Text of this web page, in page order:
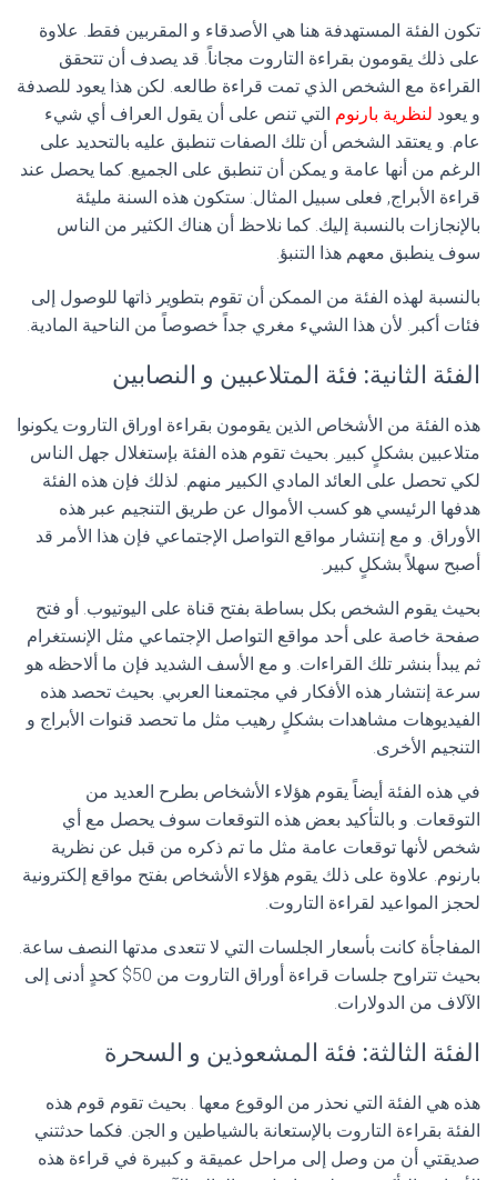
تكون الفئة المستهدفة هنا هي الأصدقاء و المقربين فقط. علاوة
على ذلك يقومون بقراءة التاروت مجاناً. قد يصدف أن تتحقق
القراءة مع الشخص الذي تمت قراءة طالعه. لكن هذا يعود للصدفة
و يعود لنظرية بارنوم التي تنص على أن يقول العراف أي شيء
عام. و يعتقد الشخص أن تلك الصفات تنطبق عليه بالتحديد على
الرغم من أنها عامة و يمكن أن تنطبق على الجميع. كما يحصل عند
قراءة الأبراج, فعلى سبيل المثال: ستكون هذه السنة مليئة
بالإنجازات بالنسبة إليك. كما نلاحظ أن هناك الكثير من الناس
سوف ينطبق معهم هذا التنبؤ.
بالنسبة لهذه الفئة من الممكن أن تقوم بتطوير ذاتها للوصول إلى
فئات أكبر. لأن هذا الشيء مغري جداً خصوصاً من الناحية المادية.
الفئة الثانية: فئة المتلاعبين و النصابين
هذه الفئة من الأشخاص الذين يقومون بقراءة اوراق التاروت يكونوا
متلاعبين بشكلٍ كبير. بحيث تقوم هذه الفئة بإستغلال جهل الناس
لكي تحصل على العائد المادي الكبير منهم. لذلك فإن هذه الفئة
هدفها الرئيسي هو كسب الأموال عن طريق التنجيم عبر هذه
الأوراق. و مع إنتشار مواقع التواصل الإجتماعي فإن هذا الأمر قد
أصبح سهلاً بشكلٍ كبير.
بحيث يقوم الشخص بكل بساطة بفتح قناة على اليوتيوب. أو فتح
صفحة خاصة على أحد مواقع التواصل الإجتماعي مثل الإنستغرام
ثم يبدأ بنشر تلك القراءات. و مع الأسف الشديد فإن ما ألاحظه هو
سرعة إنتشار هذه الأفكار في مجتمعنا العربي. بحيث تحصد هذه
الفيديوهات مشاهدات بشكلٍ رهيب مثل ما تحصد قنوات الأبراج و
التنجيم الأخرى.
في هذه الفئة أيضاً يقوم هؤلاء الأشخاص بطرح العديد من
التوقعات. و بالتأكيد بعض هذه التوقعات سوف يحصل مع أي
شخص لأنها توقعات عامة مثل ما تم ذكره من قبل عن نظرية
بارنوم. علاوة على ذلك يقوم هؤلاء الأشخاص بفتح مواقع إلكترونية
لحجز المواعيد لقراءة التاروت.
المفاجأة كانت بأسعار الجلسات التي لا تتعدى مدتها النصف ساعة.
بحيث تتراوح جلسات قراءة أوراق التاروت من 50$ كحدٍ أدنى إلى
الآلاف من الدولارات.
الفئة الثالثة: فئة المشعوذين و السحرة
هذه هي الفئة التي نحذر من الوقوع معها . بحيث تقوم قوم هذه
الفئة بقراءة التاروت بالإستعانة بالشياطين و الجن. فكما حدثتني
صديقتي أن من وصل إلى مراحل عميقة و كبيرة في قراءة هذه